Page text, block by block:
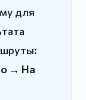
для
→ На